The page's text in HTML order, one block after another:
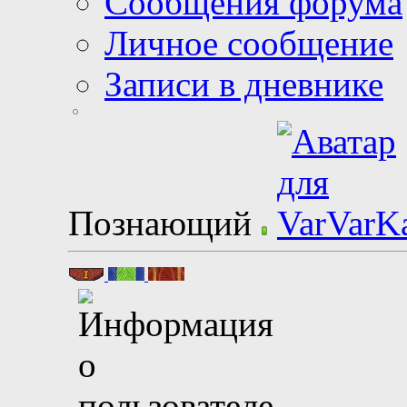
Личное сообщение
Записи в дневнике
Познающий